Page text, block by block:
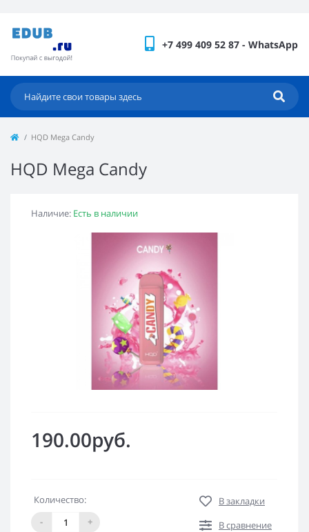
+7 499 409 52 87 - WhatsApp
HQD Mega Candy
HQD Mega Candy
Наличие: Есть в наличии
190.00руб.
Количество:
-
+
В закладки
В сравнение